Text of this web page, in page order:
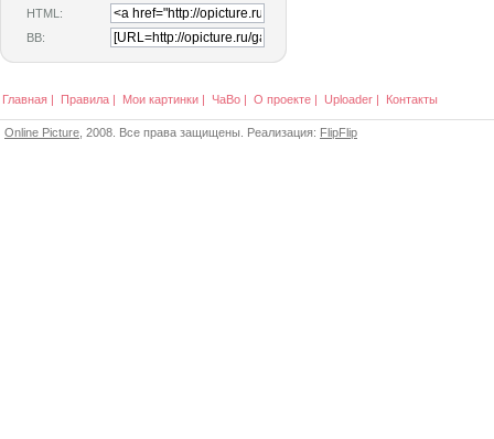
HTML:
BB:
Главная | Правила | Мои картинки | ЧаВо | О проекте | Uploader | Контакты
Online Picture , 2008. Все права защищены. Реализация: FlipFlip